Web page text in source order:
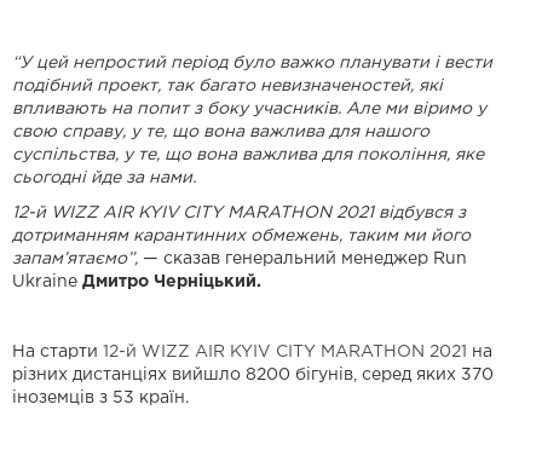
“У цей непростий період було важко планувати і вести
подібний проект, так багато невизначеностей, які
впливають на попит з боку учасників. Але ми віримо у
свою справу, у те, що вона важлива для нашого
суспільства, у те, що вона важлива для покоління, яке
сьогодні йде за нами.
12-й WIZZ AIR KYIV CITY MARATHON 2021 відбувся з
дотриманням карантинних обмежень, таким ми його
запам’ятаємо”, — сказав генеральний менеджер Run
Ukraine Дмитро Черніцький.
На старти 12-й WIZZ AIR KYIV CITY MARATHON 2021
на
різних дистанціях вийшло 8200 бігунів, серед яких 370
іноземців з 53 країн.